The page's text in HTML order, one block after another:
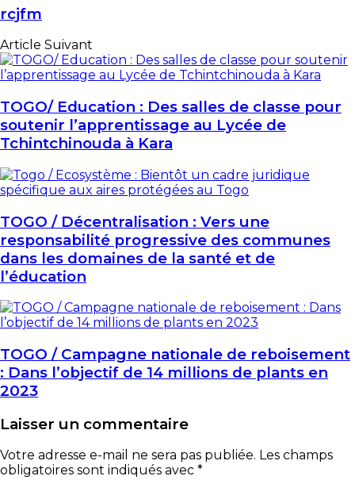
rcjfm
Article Suivant
TOGO/ Education : Des salles de classe pour
soutenir l’apprentissage au Lycée de
Tchintchinouda à Kara
TOGO / Décentralisation : Vers une
responsabilité progressive des communes
dans les domaines de la santé et de
l’éducation
TOGO / Campagne nationale de reboisement
: Dans l’objectif de 14 millions de plants en
2023
Laisser un commentaire
Votre adresse e-mail ne sera pas publiée. Les champs
obligatoires sont indiqués avec *